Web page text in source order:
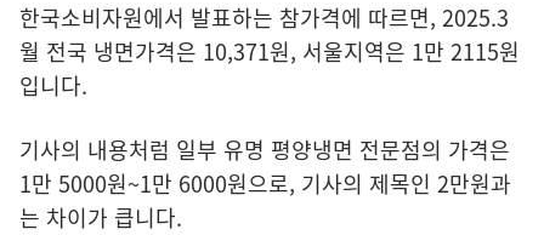
한국소비자원에서 발표하는 참가격에 따르면, 2025.3
월 전국 냉면가격은 10,371원, 서울지역은 1만 2115원
입니다.
기사의 내용처럼 일부 유명 평양냉면 전문점의 가격은
1만 5000원~1만 6000원으로, 기사의 제목인 2만원과
는 차이가 큽니다.